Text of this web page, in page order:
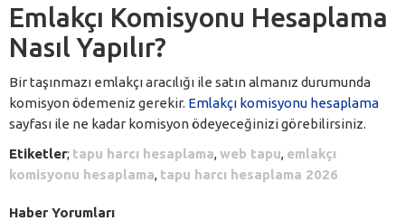
Emlakçı Komisyonu Hesaplama
Nasıl Yapılır?
Bir taşınmazı emlakçı aracılığı ile satın almanız durumunda
komisyon ödemeniz gerekir. Emlakçı komisyonu hesaplama
sayfası ile ne kadar komisyon ödeyeceğinizi görebilirsiniz.
Etiketler; tapu harcı hesaplama,web tapu, emlakçı
komisyonu hesaplama, tapu harcı hesaplama 2026
Haber Yorumları